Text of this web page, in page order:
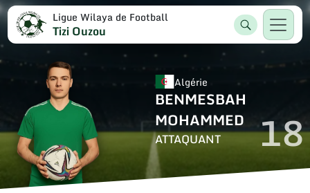
Ligue Wilaya de Football
Tizi Ouzou
Algérie
BENMESBAH
MOHAMMED
ATTAQUANT 18